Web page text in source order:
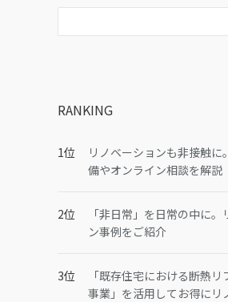
RANKING
リノベーションも非接触に
備やオンライン相談を解説
「非日常」を日常の中に。
ン事例をご紹介
「既存住宅における断熱
事業」を活用してお得にリ